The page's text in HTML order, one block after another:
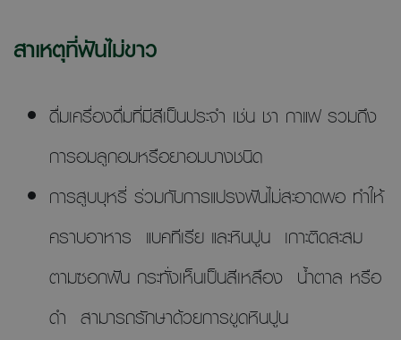
สาเหตุที่ฟันไม่ขาว
ดื่มเครื่องดื่มที่มีสีเป็นประจำ เช่น ชา กาแฟ รวมถึง
การอมลูกอมหรือยาอมบางชนิด
การสูบบุหรี่ ร่วมกับการแปรงฟันไม่สะอาดพอ ทำให้
คราบอาหาร แบคทีเรีย และหินปูน เกาะติดสะสม
ตามซอกฟัน กระทั่งเห็นเป็นสีเหลือง น้ำตาล หรือ
ดำ สามารถรักษาด้วยการขูดหินปูน